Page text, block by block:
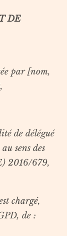
DE
par [nom,
de délégué
sens des
2016/679,
chargé,
de :